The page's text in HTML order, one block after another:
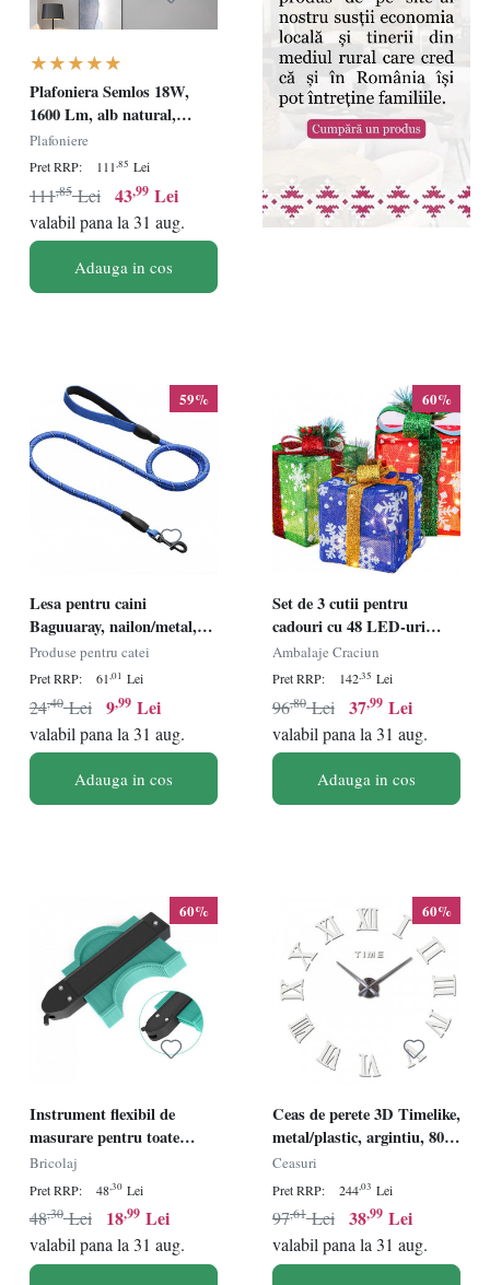
Plafoniera Semlos 18W,
1600 Lm, alb natural,
4000K, plastic, 23 x 2.4 cm
Plafoniere
Pret RRP: 111,85 Lei
43,99 Lei
111,85 Lei
valabil pana la 31 aug.
Adauga in cos
59%
Lesa pentru caini
Baguuaray, nailon/metal,
albastru, 150 cm
Produse pentru catei
Pret RRP: 61,01 Lei
9,99 Lei
24,40 Lei
valabil pana la 31 aug.
Adauga in cos
60%
Set de 3 cutii pentru
cadouri cu 48 LED-uri
Gresonic, metal/textil, 18 x
18 x 18 cm / 15 x 15 x 15 cm
/ 13 x 13 x 13 cm
Ambalaje Craciun
Pret RRP: 142,35 Lei
37,99 Lei
96,80 Lei
valabil pana la 31 aug.
Adauga in cos
60%
Instrument flexibil de
masurare pentru toate
contururile MIMIVIVA,
plastic/metal, negru/
turcoaz, 127 mm
Bricolaj
Pret RRP: 48,30 Lei
18,99 Lei
48,30 Lei
valabil pana la 31 aug.
60%
Ceas de perete 3D Timelike,
metal/plastic, argintiu, 80
cm
Ceasuri
Pret RRP: 244,03 Lei
38,99 Lei
97,61 Lei
valabil pana la 31 aug.